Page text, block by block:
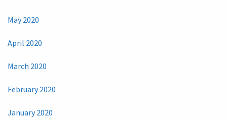
May 2020
April 2020
March 2020
February 2020
January 2020